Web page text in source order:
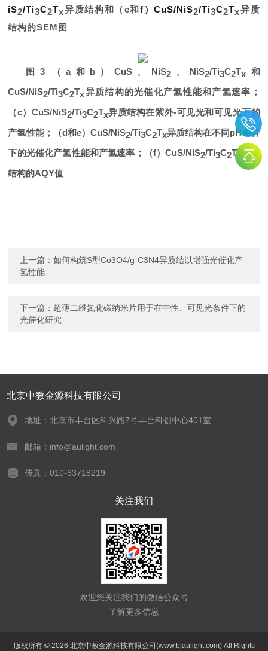
iS2/Ti3C2Tx异质结构和（e和f ）CuS/NiS2/Ti3C2Tx异质
结构的SEM 图
图 3 （a和 b ） CuS、 NiS2、 NiS2/Ti3C2Tx 和
CuS/NiS2/Ti3C2Tx异质结构的光催化产氢性能和产氢速率；
（c） CuS/NiS2/Ti3C2Tx异质结构在紫外-可见光和可见光下的
产氢性能；（d和e）CuS/NiS2/Ti3C2Tx异质结构在不同pH 条件
下的光催化产氢性能和产氢速率；（f）CuS/NiS2/Ti3C2T
异质
结构的AQY值
上一篇：如何构筑S型Co3O4/g-C3N4异质结以增强光催化产
氢性能
下一篇： 超薄二维氮化碳纳米片用于在中性、可见光条件下的
光催化研究
北京中教金源科技有限公司
地址：北京市丰台区科兴路7号丰台科创中心401室
邮箱：info@aulight.com
传真：010-63718219
关注我们
欢迎您关注我们的微信公众号
了解更多信息
版权所有 © 2026 北京中教金源科技有限公司(www.bjaulight.com) All Rights